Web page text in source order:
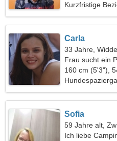
Kurzfristige
Carla
33 Jahre,
Frau sucht ein
160 cm (5'3"),
Sofia
59 Jahre alt,
Ich liebe